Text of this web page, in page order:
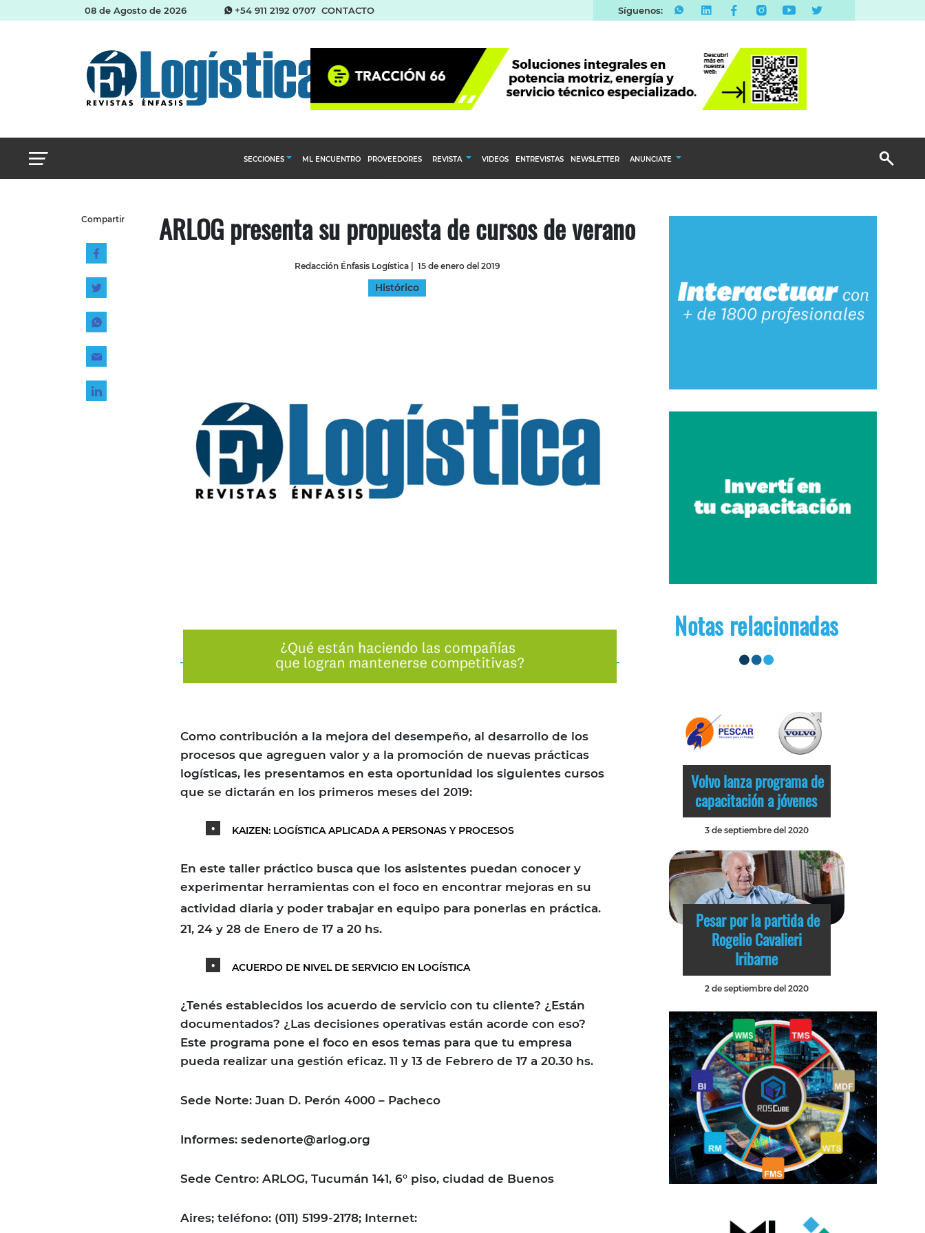
08 de Agosto de 2026 +54 911 2192 0707 CONTACTO Síguenos:
SECCIONES
Almacenes e inventarios
Logística y distribución
ML ENCUENTRO PROVEEDORES REVISTA VIDEOS ENTREVISTAS NEWSLETTER ANUNCIATE
Email Marketing
Compartir ARLOG presenta su propuesta de cursos de verano
Redacción Énfasis Logística| 15 de enero del 2019
Histórico
Como contribución a la mejora del desempeño, al desarrollo de los
procesos que agreguen valor y a la promoción de nuevas prácticas
logísticas, les presentamos en esta oportunidad los siguientes cursos
que se dictarán en los primeros meses del 2019:
KAIZEN: LOGÍSTICA APLICADA A PERSONAS Y PROCESOS
En este taller práctico busca que los asistentes puedan conocer y
experimentar herramientas con el foco en encontrar mejoras en su
actividad diaria y poder trabajar en equipo para ponerlas en práctica.
21, 24 y 28 de Enero de 17 a 20 hs.
ACUERDO DE NIVEL DE SERVICIO EN LOGÍSTICA
¿Tenés establecidos los acuerdo de servicio con tu cliente? ¿Están
documentados? ¿Las decisiones operativas están acorde con eso?
Este programa pone el foco en esos temas para que tu empresa
pueda realizar una gestión eficaz. 11 y 13 de Febrero de 17 a 20.30 hs.
Sede Norte: Juan D. Perón 4000 – Pacheco
Informes: sedenorte@arlog.org
Sede Centro: ARLOG, Tucumán 141, 6° piso, ciudad de Buenos
Aires; teléfono: (011) 5199-2178; Internet:
Notas relacionadas
Volvo lanza programa de
capacitación a jóvenes
3 de septiembre del 2020
Pesar por la partida de
Rogelio Cavalieri
Iribarne
2 de septiembre del 2020